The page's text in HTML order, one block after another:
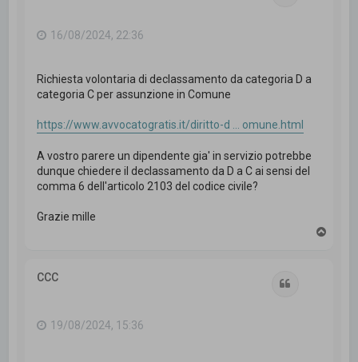
16/08/2024, 22:36
Richiesta volontaria di declassamento da categoria D a
categoria C per assunzione in Comune
https://www.avvocatogratis.it/diritto-d ... omune.html
A vostro parere un dipendente gia' in servizio potrebbe
dunque chiedere il declassamento da D a C ai sensi del
comma 6 dell'articolo 2103 del codice civile?
Grazie mille
CCC
19/08/2024, 15:36